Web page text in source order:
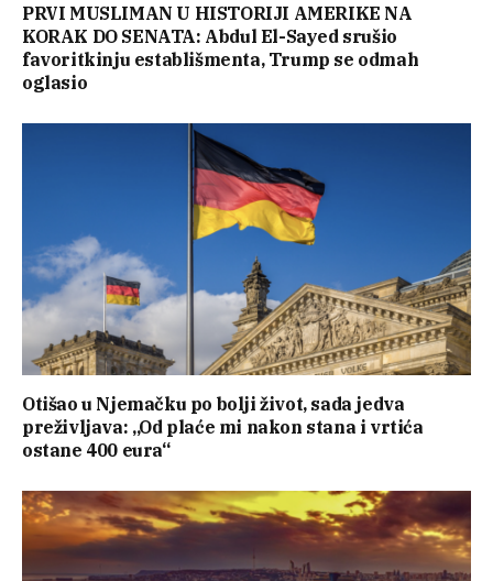
PRVI MUSLIMAN U HISTORIJI AMERIKE NA
KORAK DO SENATA: Abdul El-Sayed srušio
favoritkinju establišmenta, Trump se odmah
oglasio
Otišao u Njemačku po bolji život, sada jedva
preživljava: „Od plaće mi nakon stana i vrtića
ostane 400 eura“